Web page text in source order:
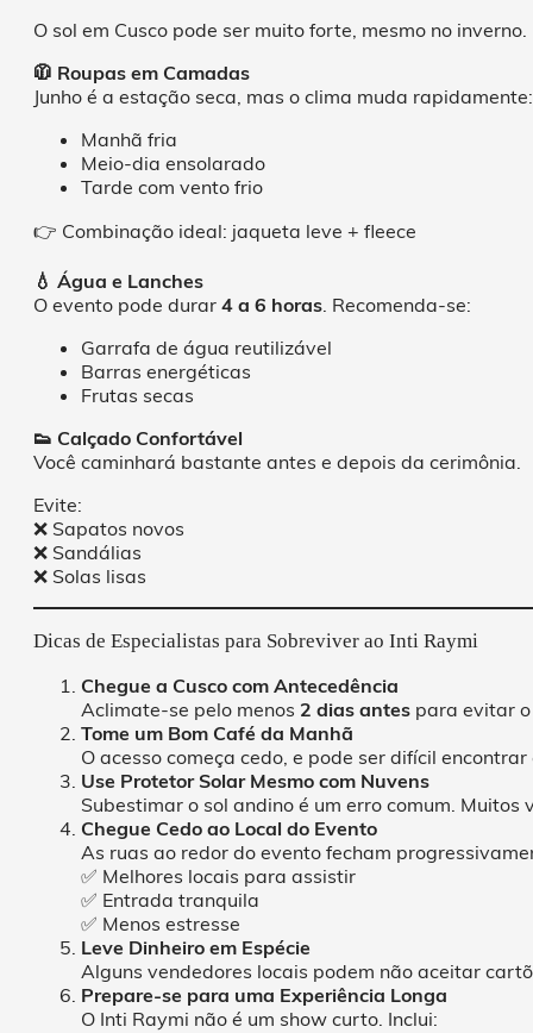
O sol em Cusco pode ser muito forte, mesmo no inverno.
🧥 Roupas em Camadas
Junho é a estação seca, mas o clima muda rapidamente:
Manhã fria
Meio-dia ensolarado
Tarde com vento frio
👉 Combinação ideal: jaqueta leve + fleece
💧 Água e Lanches
O evento pode durar 4 a 6 horas. Recomenda-se:
Garrafa de água reutilizável
Barras energéticas
Frutas secas
👟 Calçado Confortável
Você caminhará bastante antes e depois da cerimônia.
Evite:
❌ Sapatos novos
❌ Sandálias
❌ Solas lisas
Dicas de Especialistas para Sobreviver ao Inti Raymi
Chegue a Cusco com Antecedência
Aclimate-se pelo menos 2 dias antes para evitar
Tome um Bom Café da Manhã
O acesso começa cedo, e pode ser difícil
Use Protetor Solar Mesmo com Nuvens
Subestimar o sol andino é um erro comum.
Chegue Cedo ao Local do Evento
As ruas ao redor do evento fecham
✅ Melhores locais para assistir
✅ Entrada tranquila
✅ Menos estresse
Leve Dinheiro em Espécie
Alguns vendedores locais podem não aceitar
Prepare-se para uma Experiência Longa
O Inti Raymi não é um show curto. Inclui: